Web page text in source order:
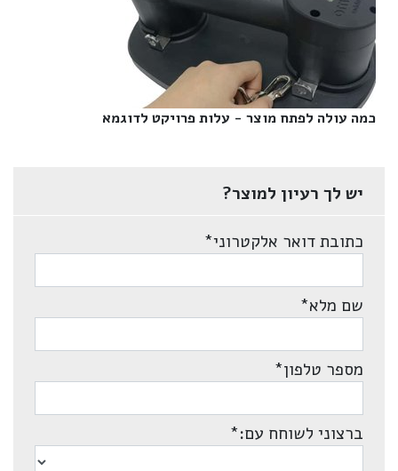
כמה עולה לפתח מוצר - עלות פרויקט לדוגמא‎
יש לך רעיון למוצר?
כתובת דואר אלקטרוני*
שם מלא*
מספר טלפון*
ברצוני לשוחח עם:*